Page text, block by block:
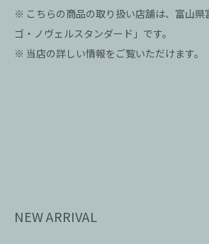
※ こちらの商品の取り扱い店舗は、富山県
ゴ・ノヴェルスタンダード」です。
※ 当店の詳しい情報をご覧いただけま
NEW ARRIVAL